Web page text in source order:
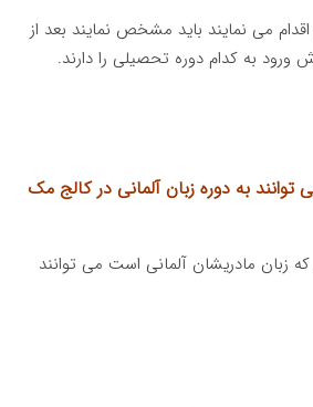
می نمایند باید مشخص نمایند بعد از
ورود به کدام دوره تحصیلی را دارند.
توانند به دوره زبان آلمانی در کالج مک
زبان مادریشان آلمانی است می توانند